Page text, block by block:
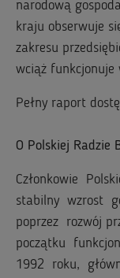
narodową
kraju obserwuje
zakresu
wciąż funkcjonuje
Pełny raport
O Polskiej Radzie
Członkowie
stabilny wzrost
poprzez rozwój
początku
1992 roku,